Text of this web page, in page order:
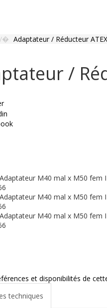
Adaptateur / Réducteur
/
et disponibilités de
techniques